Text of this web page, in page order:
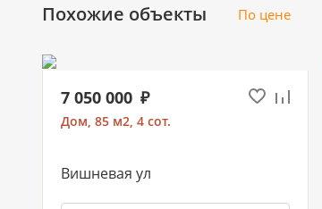
Похожие объекты По цене
7 050 000
Дом, 85 м2, 4 сот.
Вишневая ул